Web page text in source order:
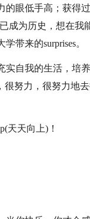
的眼低手高；获得
成为历史，想在我
带来的surprises。
实自我的生活，培
努力，很努力地去
天天向上)！